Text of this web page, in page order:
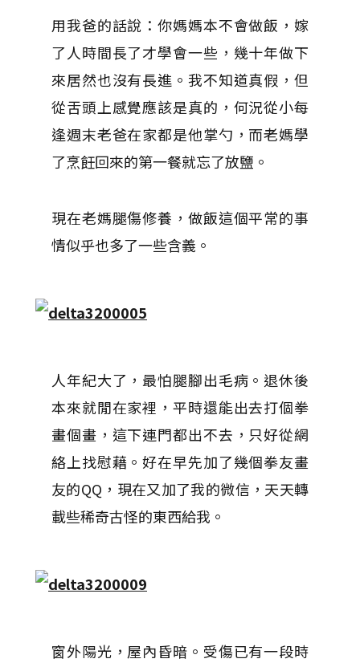
用我爸的話說：你媽媽本不會做飯，嫁
了人時間長了才學會一些，幾十年做下
來居然也沒有長進。我不知道真假，但
從舌頭上感覺應該是真的，何況從小每
逢週末老爸在家都是他掌勺，而老媽學
了烹飪回來的第一餐就忘了放鹽。
現在老媽腿傷修養，做飯這個平常的事
情似乎也多了一些含義。
人年紀大了，最怕腿腳出毛病。退休後
本來就閒在家裡，平時還能出去打個拳
畫個畫，這下連門都出不去，只好從網
絡上找慰藉。好在早先加了幾個拳友畫
友的QQ，現在又加了我的微信，天天轉
載些稀奇古怪的東西給我。
窗外陽光，屋內昏暗。受傷已有一段時